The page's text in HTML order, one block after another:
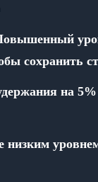
сохранить
на